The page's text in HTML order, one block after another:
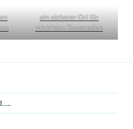
ein sicherer Ort für
mich*den Trauernden